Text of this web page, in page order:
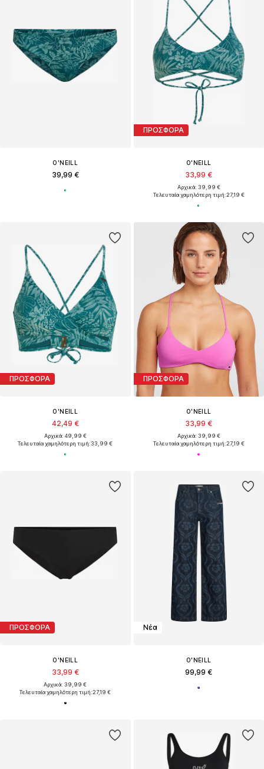
O'NEILL
39,99 €
ΠΡΟΣΦΟΡΑ
O'NEILL
33,99 €
Αρχικά: 39,99 €
Τελευταία χαμηλότερη τιμή:27,19 €
ΠΡΟΣΦΟΡΑ
O'NEILL
42,49 €
Αρχικά: 49,99 €
Τελευταία χαμηλότερη τιμή:33,99 €
ΠΡΟΣΦΟΡΑ
O'NEILL
33,99 €
Αρχικά: 39,99 €
Τελευταία χαμηλότερη τιμή:27,19 €
ΠΡΟΣΦΟΡΑ
O'NEILL
33,99 €
Αρχικά: 39,99 €
Τελευταία χαμηλότερη τιμή:27,19 €
Νέα
O'NEILL
99,99 €